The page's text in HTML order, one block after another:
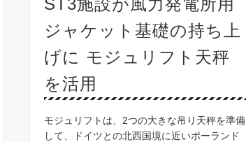
ジャケット基礎の持ち上
げに モジュリフト天秤
を活用
モジュリフトは、2つの大きな吊り天秤を準備
して、ドイツとの北西国境に近いポーランド